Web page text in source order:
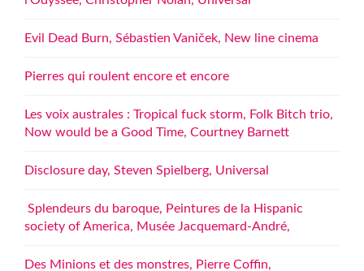
Evil Dead Burn, Sébastien Vaniček, New line cinema
Pierres qui roulent encore et encore
Les voix australes : Tropical fuck storm, Folk Bitch trio,
Now would be a Good Time, Courtney Barnett
Disclosure day, Steven Spielberg, Universal
Splendeurs du baroque, Peintures de la Hispanic
society of America, Musée Jacquemard-André,
Des Minions et des monstres, Pierre Coffin,